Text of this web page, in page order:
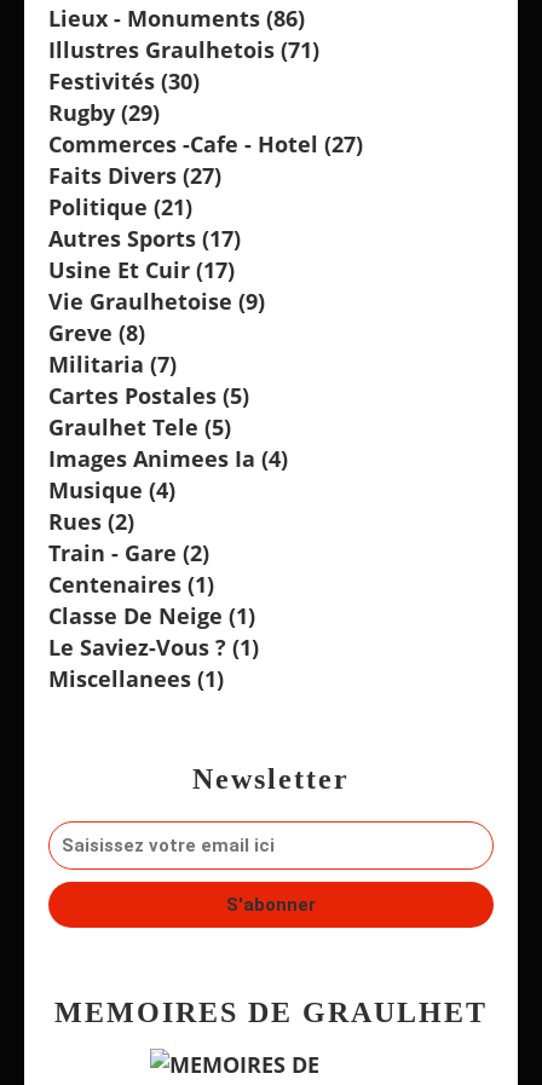
Newsletter
Lieux - Monuments (86)
Illustres Graulhetois (71)
Festivités (30)
Rugby (29)
Commerces -cafe - Hotel (27)
Faits Divers (27)
Politique (21)
Autres Sports (17)
Usine Et Cuir (17)
Vie Graulhetoise (9)
Greve (8)
Militaria (7)
Cartes Postales (5)
Graulhet Tele (5)
Images Animees Ia (4)
Musique (4)
Rues (2)
Train - Gare (2)
Centenaires (1)
Classe De Neige (1)
Le Saviez-Vous ? (1)
Miscellanees (1)
MEMOIRES DE GRAULHET